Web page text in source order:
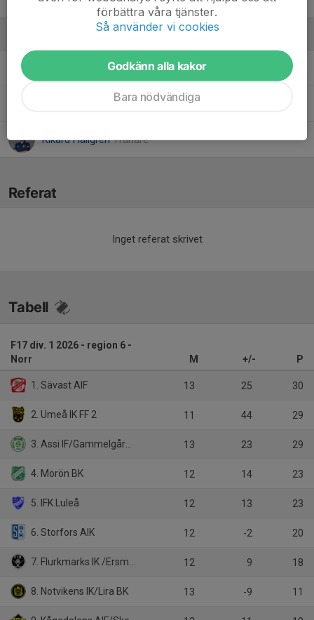
John AnderssonTränare
Tränare
Rikard HällgrenTränare
Referat
Inget referat skrivet
Tabell
F17 div. 1 2026 - region 6 -
Norr
M +/- P
1. Sävast AIF 13 25 30
2. Umeå IK FF 2 11 44 29
3. Assi IF/Gammelgårdens IF 13 23 29
4. Morön BK 12 14 23
5. IFK Luleå 12 13 23
6. Storfors AIK 12 -2 20
7. Flurkmarks IK /Ersmarks IK 12 9 18
8. Notvikens IK/Lira BK 13 -9 11
förbättra våra tjänster.
Så använder vi cookies
Godkänn alla kakor
Bara nödvändiga